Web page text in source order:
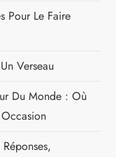
Pour Le Faire
Verseau
Du Monde : Où